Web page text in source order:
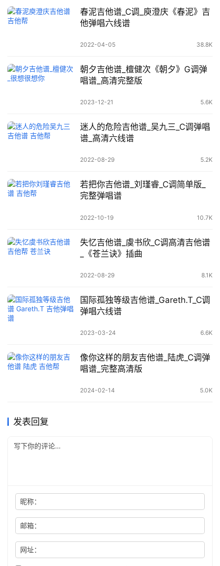
春泥吉他谱_C调_庾澄庆《春泥》吉
他弹唱六线谱
2022-04-05 38.8K
朝夕吉他谱_檀健次《朝夕》G调弹
唱谱_高清完整版
2023-12-21 5.6K
迷人的危险吉他谱_吴九三_C调弹唱
谱_高清六线谱
2022-08-29 5.2K
若把你吉他谱_刘瑾睿_C调简单版_
完整弹唱谱
2022-10-19 10.7K
失忆吉他谱_虞书欣_C调高清吉他谱
_《苍兰诀》插曲
2022-08-29 8.1K
国际孤独等级吉他谱_Gareth.T_C调
弹唱六线谱
2023-03-24 6.6K
像你这样的朋友吉他谱_陆虎_C调弹
唱谱_完整高清版
2024-02-14 5.0K
发表回复
昵称：
邮箱：
网址：